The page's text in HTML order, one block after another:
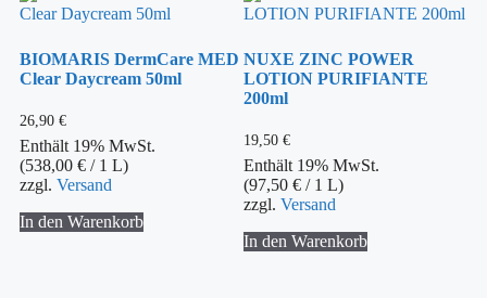
BIOMARIS DermCare MED
Clear Daycream 50ml
26,90 €
Enthält 19% MwSt.
(538,00 € / 1 L)
zzgl. Versand
In den Warenkorb
NUXE ZINC POWER
LOTION PURIFIANTE
200ml
19,50 €
Enthält 19% MwSt.
(97,50 € / 1 L)
zzgl. Versand
In den Warenkorb